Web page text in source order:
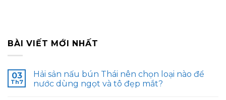
BÀI VIẾT MỚI NHẤT
03
Th7
Hải sản nấu bún Thái nên chọn loại nào để
nước dùng ngọt và tô đẹp mắt?